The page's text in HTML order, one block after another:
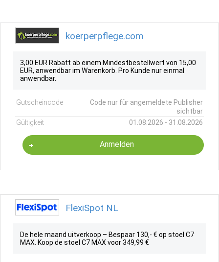
koerperpflege.com
3,00 EUR Rabatt ab einem Mindestbestellwert von 15,00
EUR, anwendbar im Warenkorb. Pro Kunde nur einmal
anwendbar.
Gutscheincode
Code nur für angemeldete Publisher
sichtbar
Gültigkeit
01.08.2026 - 31.08.2026
Anmelden
FlexiSpot NL
De hele maand uitverkoop – Bespaar 130,- € op stoel C7
MAX. Koop de stoel C7 MAX voor 349,99 €